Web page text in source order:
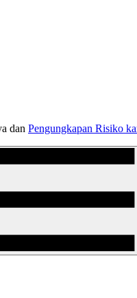
dan Pengungkapan Risiko